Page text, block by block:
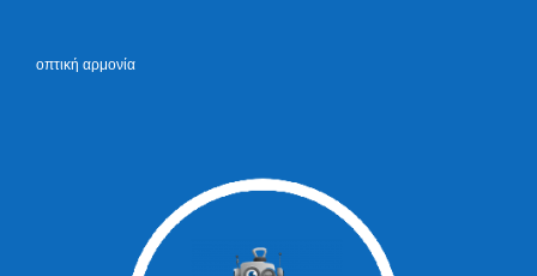
οπτική αρμονία